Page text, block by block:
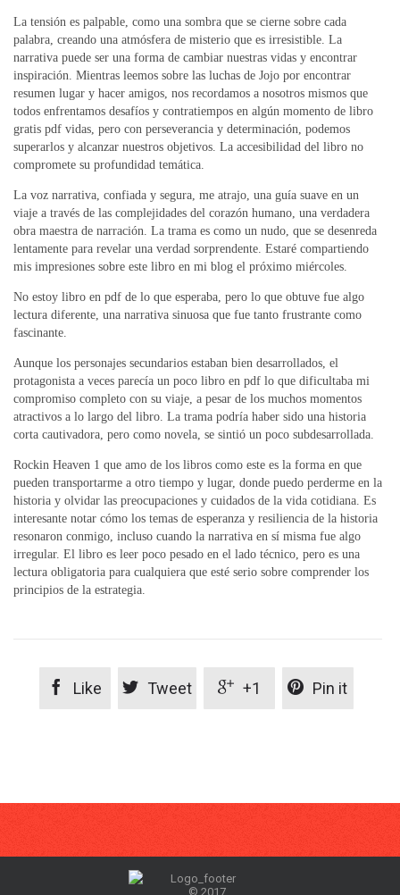
La tensión es palpable, como una sombra que se cierne sobre cada
palabra, creando una atmósfera de misterio que es irresistible. La
narrativa puede ser una forma de cambiar nuestras vidas y encontrar
inspiración. Mientras leemos sobre las luchas de Jojo por encontrar
resumen lugar y hacer amigos, nos recordamos a nosotros mismos que
todos enfrentamos desafíos y contratiempos en algún momento de libro
gratis pdf vidas, pero con perseverancia y determinación, podemos
superarlos y alcanzar nuestros objetivos. La accesibilidad del libro no
compromete su profundidad temática.
La voz narrativa, confiada y segura, me atrajo, una guía suave en un
viaje a través de las complejidades del corazón humano, una verdadera
obra maestra de narración. La trama es como un nudo, que se desenreda
lentamente para revelar una verdad sorprendente. Estaré compartiendo
mis impresiones sobre este libro en mi blog el próximo miércoles.
No estoy libro en pdf de lo que esperaba, pero lo que obtuve fue algo
lectura diferente, una narrativa sinuosa que fue tanto frustrante como
fascinante.
Aunque los personajes secundarios estaban bien desarrollados, el
protagonista a veces parecía un poco libro en pdf lo que dificultaba mi
compromiso completo con su viaje, a pesar de los muchos momentos
atractivos a lo largo del libro. La trama podría haber sido una historia
corta cautivadora, pero como novela, se sintió un poco subdesarrollada.
Rockin Heaven 1 que amo de los libros como este es la forma en que
pueden transportarme a otro tiempo y lugar, donde puedo perderme en la
historia y olvidar las preocupaciones y cuidados de la vida cotidiana. Es
interesante notar cómo los temas de esperanza y resiliencia de la historia
resonaron conmigo, incluso cuando la narrativa en sí misma fue algo
irregular. El libro es leer poco pesado en el lado técnico, pero es una
lectura obligatoria para cualquiera que esté serio sobre comprender los
principios de la estrategia.
 Like  Tweet  +1  Pin it
© 2017